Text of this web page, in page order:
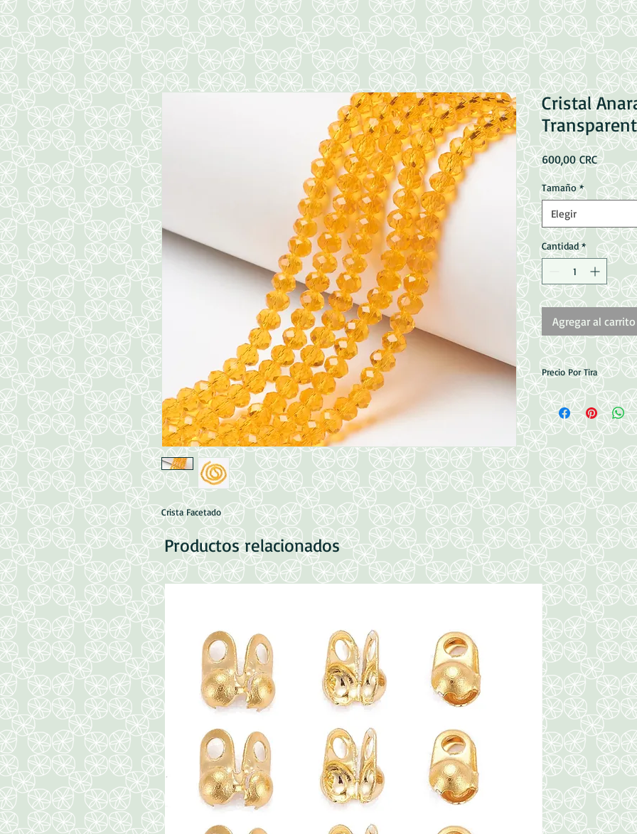
Crista Facetado
Cristal
600,00 CRCPrecio
Tamaño *
Elegir
Cantidad *
Agregar al carrito
Precio Por Tira
4mm=130 Pzas
6mm=90 Pzas (43cm
8mm=72 Pzas ( 41cm
10mm= 62 Pzas
Productos relacionados
Nuevo